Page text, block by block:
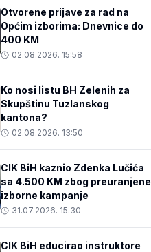
Otvorene prijave za rad na
Općim izborima: Dnevnice do
400 KM
02.08.2026. 15:58
Ko nosi listu BH Zelenih za
Skupštinu Tuzlanskog
kantona?
02.08.2026. 13:50
CIK BiH kaznio Zdenka Lučića
sa 4.500 KM zbog preuranjene
izborne kampanje
31.07.2026. 15:30
CIK BiH educirao instruktore